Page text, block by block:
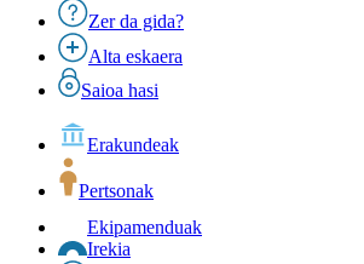
Zer da gida?
Alta eskaera
Saioa hasi
Erakundeak
Pertsonak
Ekipamenduak
Irekia